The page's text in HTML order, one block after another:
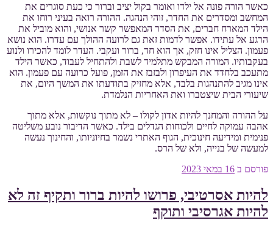
כאשר הורה פונה אל ילדו ואומר בקול יציב וברור כי כעת סוגרים את
המחשב ומסדרים את החדר, זוהי הנהגה. ההורה רואה בעיני רוחו את
הילד המארח חברים, את הסדר המאפשר קשר אנושי, והוא מוביל את
הרגע אל עתידו. אפשר לדמות זאת גם לרועה ההולך עם עדרו. הוא נושא
פעמון. הצליל אינו חזק, אך הוא חד, ברור ועקבי. העדר לומד להכירו ולנוע
בעקבותיו. המורה המבקש מתלמיד לשבת ולהתחיל לעבוד, כאשר הילד
מתעכב בלחדד את העיפרון ולבזבז את הזמן, פועל כרועה עם פעמון. הוא
אינו מגיב להתנהגות בלבד, אלא מחזיק בתודעתו את המשך היום, את
שיעורי הבית שיצטברו ואת האחריות הנלמדת.
על ההורה והמחנך להיות אדון לקולו – לא מתוך נוקשות, אלא מתוך
אהבה עמוקה לחיים ולכוחות הגדלים בילד. כאשר הדיבור נובע משליטה
פנימית ומידיעה חינוכית, הגוף האתרי נשמר בחיוניותו, והחינוך נעשה
למעשה של בנייה, ולא של הרס.
פורסם ב 16 במאי 2023
להיות אסרטיבי, פרושו להיות ברור ותקיף זה לא
להיות אגרסיבי ותוקף